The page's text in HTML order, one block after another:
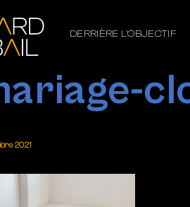
DERRIÈRE L’OBJECTIF
2021